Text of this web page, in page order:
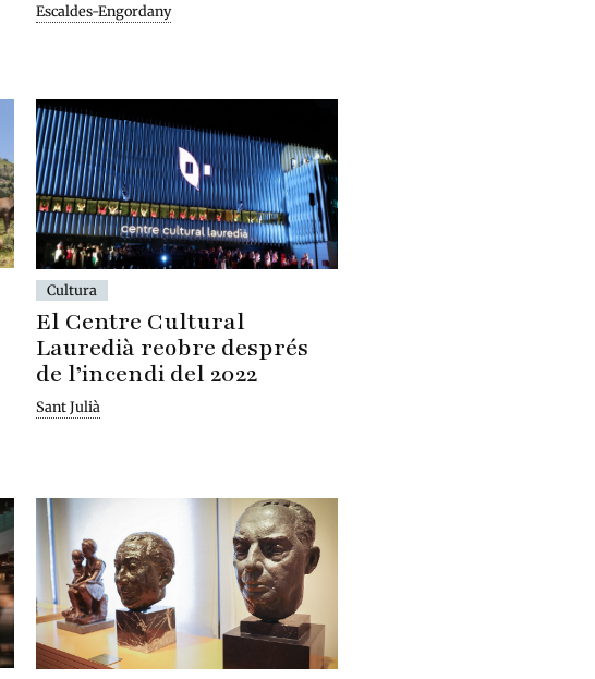
Escaldes-Engordany
Cultura
El Centre Cultural
Lauredià reobre després
de l’incendi del 2022
Sant Julià